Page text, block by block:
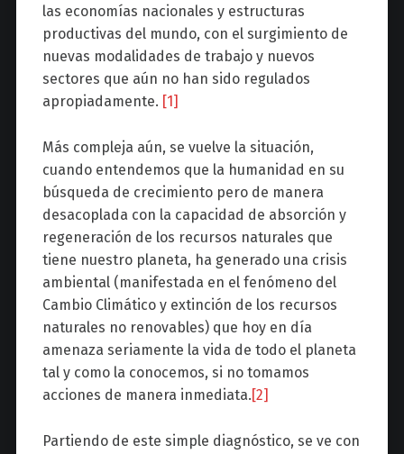
las economías nacionales y estructuras
productivas del mundo, con el surgimiento de
nuevas modalidades de trabajo y nuevos
sectores que aún no han sido regulados
apropiadamente. [1]
Más compleja aún, se vuelve la situación,
cuando entendemos que la humanidad en su
búsqueda de crecimiento pero de manera
desacoplada con la capacidad de absorción y
regeneración de los recursos naturales que
tiene nuestro planeta, ha generado una crisis
ambiental (manifestada en el fenómeno del
Cambio Climático y extinción de los recursos
naturales no renovables) que hoy en día
amenaza seriamente la vida de todo el planeta
tal y como la conocemos, si no tomamos
acciones de manera inmediata. [2]
Partiendo de este simple diagnóstico, se ve con